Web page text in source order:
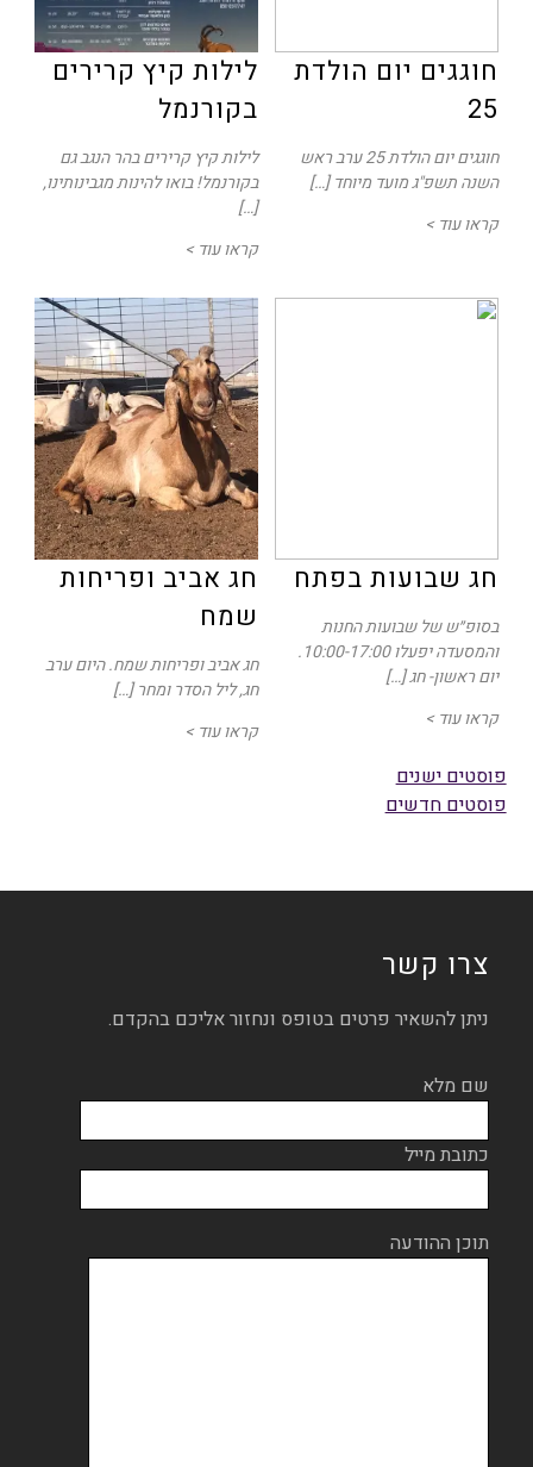
חוגגים יום הולדת
25
חוגגים יום הולדת 25 ערב ראש
השנה תשפ"ג מועד מיוחד […]
קראו עוד >
לילות קיץ קרירים
בקורנמל
לילות קיץ קרירים בהר הנגב גם
בקורנמל! בואו להינות מגבינותינו,
[…]
קראו עוד >
חג שבועות בפתח
בסופ״ש של שבועות החנות
והמסעדה יפעלו 10:00-17:00.
יום ראשון- חג […]
קראו עוד >
חג אביב ופריחות
שמח
חג אביב ופריחות שמח. היום ערב
חג, ליל הסדר ומחר […]
קראו עוד >
ניווט
פוסטים ישנים
פוסטים חדשים
צרו קשר
ניתן להשאיר פרטים בטופס ונחזור אליכם בהקדם.
שם מלא
כתובת מייל
תוכן ההודעה